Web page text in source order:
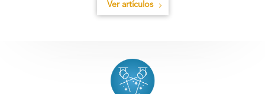
Ver artículos